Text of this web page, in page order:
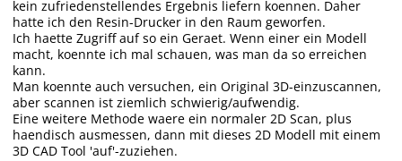
kein zufriedenstellendes Ergebnis liefern koennen. Daher
hatte ich den Resin-Drucker in den Raum geworfen.
Ich haette Zugriff auf so ein Geraet. Wenn einer ein Modell
macht, koennte ich mal schauen, was man da so erreichen
kann.
Man koennte auch versuchen, ein Original 3D-einzuscannen,
aber scannen ist ziemlich schwierig/aufwendig.
Eine weitere Methode waere ein normaler 2D Scan, plus
haendisch ausmessen, dann mit dieses 2D Modell mit einem
3D CAD Tool 'auf'-zuziehen.